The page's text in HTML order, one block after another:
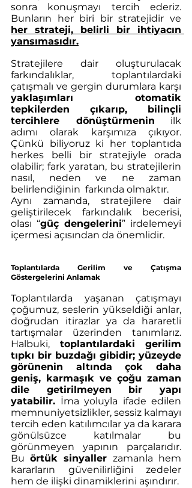
sonra konuşmayı tercih ederiz.
her strateji, belirli bir ihtiyacın
yansımasıdır.
Stratejilere dair oluşturulacak
farkındalıklar, toplantılardaki
yaklaşımları otomatik
tepkilerden çıkarıp, bilinçli
tercihlere dönüştürmenin ilk
adımı olarak karşımıza çıkıyor.
Çünkü biliyoruz ki her toplantıda
herkes belli bir stratejiyle orada
olabilir; fark yaratan, bu stratejilerin
nasıl, neden ve ne zaman
belirlendiğinin  farkında olmaktır.
Aynı zamanda, stratejilere dair
geliştirilecek farkındalık becerisi,
olası “güç dengelerini” irdelemeyi
içermesi açısından da önemlidir.
Toplantılarda Gerilim ve Çatışma
Göstergelerini Anlamak
Toplantılarda yaşanan çatışmayı
çoğumuz, seslerin yükseldiği anlar,
doğrudan itirazlar ya da hararetli
tartışmalar üzerinden tanımlarız.
Halbuki, toplantılardaki gerilim
tıpkı bir buzdağı gibidir; yüzeyde
görünenin altında çok daha
geniş, karmaşık ve çoğu zaman
dile getirilmeyen bir yapı
yatabilir. İma yoluyla ifade edilen
memnuniyetsizlikler, sessiz kalmayı
tercih eden katılımcılar ya da karara
gönülsüzce katılmalar bu
görünmeyen yapının parçalarıdır.
Bu örtük sinyaller zamanla hem
kararların güvenilirliğini zedeler
hem de ilişki dinamiklerini aşındırır.